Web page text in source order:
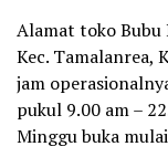
Alamat toko Bubu
Kec. Tamalanrea,
jam
pukul 9.00 am –
Minggu buka